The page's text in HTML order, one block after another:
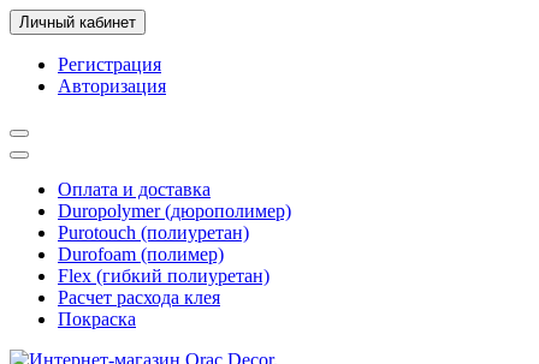
Личный кабинет
Регистрация
Авторизация
Оплата и доставка
Duropolymer (дюрополимер)
Purotouch (полиуретан)
Durofoam (полимер)
Flex (гибкий полиуретан)
Расчет расхода клея
Покраска